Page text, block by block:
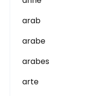
arab
arabe
arabes
arte